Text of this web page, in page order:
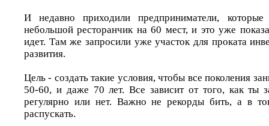
И недавно приходили предприниматели,
небольшой ресторанчик на 60 мест, и это уже
идет. Там же запросили уже участок для проката
развития.
Цель - создать такие условия, чтобы все поколения
50-60, и даже 70 лет. Все зависит от того, как ты
регулярно или нет. Важно не рекорды бить, а в
распускать.